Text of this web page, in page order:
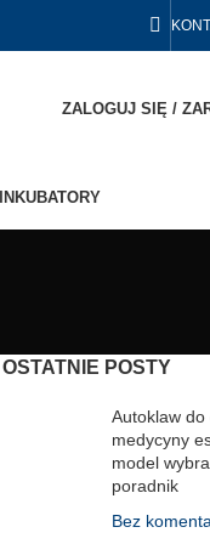
ZALOGUJ SIĘ /
INKUBATORY
OSTATNIE POSTY
Autoklaw do
medycyny
model
poradnik
Bez